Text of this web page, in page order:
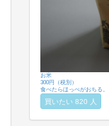
お米
300円（税別）
食べたらほっぺがおちる。
買いたい 820 人